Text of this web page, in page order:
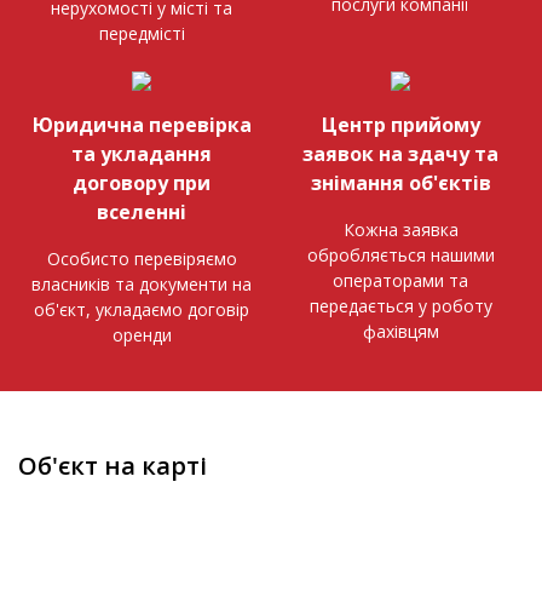
нерухомості у місті та
передмісті
послуги компанії
Юридична перевірка
та укладання
договору при
вселенні
Особисто перевіряємо
власників та документи на
об'єкт, укладаємо договір
оренди
Центр прийому
заявок на здачу та
знімання об'єктів
Кожна заявка
обробляється нашими
операторами та
передається у роботу
фахівцям
Об'єкт на карті